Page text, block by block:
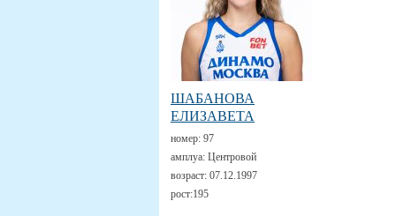
ШАБАНОВА
ЕЛИЗАВЕТА
номер: 97
амплуа: Центровой
возраст: 07.12.1997
рост:195